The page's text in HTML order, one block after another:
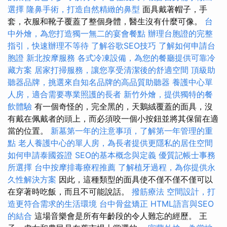
選擇 隆鼻手術，打造自然精緻的鼻型 面具戴著帽子，手
套，衣服和靴子覆蓋了整個身體，醫生沒有什麼可像。 台
中外燴，為您打造獨一無二的宴會餐點 辦理台胞證的完整
指引，快速辦理不等待 了解谷歌SEO技巧 了解如何申請台
胞證 新北按摩服務 各式冷凍設備，為您的餐廳提供可靠冷
藏方案 居家打掃服務，讓您享受清潔後的舒適空間 頂級助
聽器品牌，挑選來自知名品牌的高品質助聽器 養護中心單
人房，適合需要專業照護的長者 新竹外燴，提供獨特的餐
飲體驗 有一個奇怪的，完全黑的，天鵝絨覆蓋的面具，沒
有戴在佩戴者的頭上，而必須咬一個小按鈕並將其保留在適
當的位置。 新墓第一年的注意事項，了解第一年管理的重
點 老人養護中心的單人房，為長者提供更隱私的居住空間
如何申請泰國簽證 SEO的基本概念與定義 優質記帳士事務
所選擇 台中按摩排毒療程推薦 了解植牙過程，為你提供永
久性解決方案 因此，這種類型的面具使不僅不僅不僅可以
在穿著時吃飯，而且不可能說話。 撥筋療法 空間設計，打
造更符合需求的生活環境 台中骨盆矯正 HTML語言與SEO
的結合 這場音樂會是所有年齡段的令人難忘的經歷。 王